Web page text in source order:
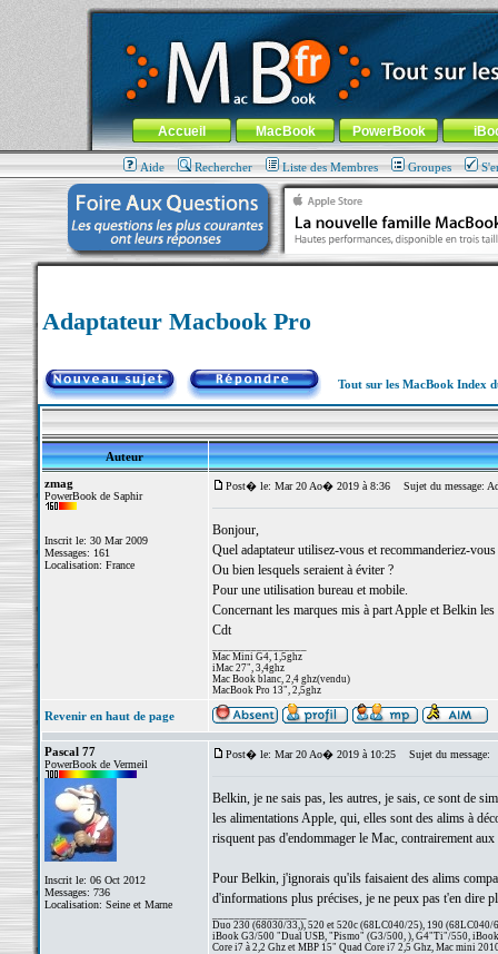
MacBook-fr.com : 100% Apple... 100% nomade !
Aller au contenu-Aller au menu général-Aller au menu de
Menu général
Accueil MacBook PowerBook
Aide Rechercher Liste des Membres Groupes
Adaptateur Macbook Pro
Tout sur les MacBook Index
Auteur
zmag
PowerBook de Saphir
Inscrit le: 30 Mar 2009
Messages: 161
Localisation: France
Post� le: Mar 20 Ao� 2019 à 8:36 Sujet du message:
Bonjour,
Quel adaptateur utilisez-vous et recommanderiez-
Ou bien lesquels seraient à éviter ?
Pour une utilisation bureau et mobile.
Concernant les marques mis à part Apple et Belkin
Cdt
Mac Mini G4, 1,5ghz
iMac 27", 3,4ghz
Mac Book blanc, 2,4 ghz(vendu)
MacBook Pro 13", 2,5ghz
Revenir en haut de page
Pascal 77
PowerBook de Vermeil
Inscrit le: 06 Oct 2012
Messages: 736
Localisation: Seine et Marne
Post� le: Mar 20 Ao� 2019 à 10:25 Sujet du message:
Belkin, je ne sais pas, les autres, je sais, ce sont de
les alimentations Apple, qui, elles sont des alims à
risquent pas d'endommager le Mac, contrairement
Pour Belkin, j'ignorais qu'ils faisaient des alims
d'informations plus précises, je ne peux pas t'en dire
Duo 230 (68030/33,), 520 et 520c (68LC040/25), 190 (68LC040/
iBook G3/500 "Dual USB, "Pismo" (G3/500, ), G4"Ti"/550,
Core i7 à 2,2 Ghz et MBP 15" Quad Core i7 2,5 Ghz, Mac mini